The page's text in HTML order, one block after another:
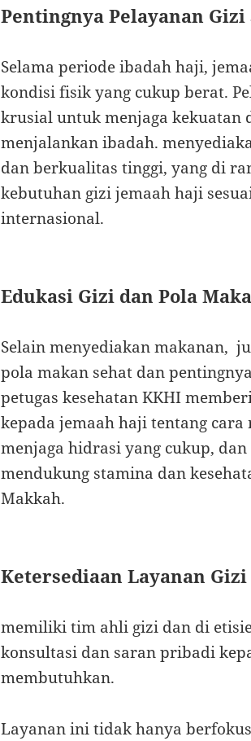
Pentingnya Pelayanan
Selama periode ibadah haji,
kondisi fisik yang cukup berat.
krusial untuk menjaga kekuatan
menjalankan ibadah.
dan berkualitas tinggi, yang di
kebutuhan gizi jemaah haji
internasional.
Edukasi Gizi dan Pola
Selain menyediakan makanan,
pola makan sehat dan
petugas kesehatan KKHI
kepada jemaah haji tentang
menjaga hidrasi yang cukup,
mendukung stamina dan
Makkah.
Ketersediaan Layanan
memiliki tim ahli gizi dan di
konsultasi dan saran pribadi
membutuhkan.
Layanan ini tidak hanya